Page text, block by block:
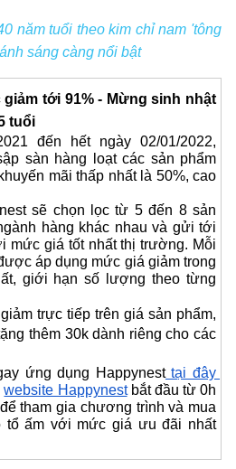
năm tuổi theo kim chỉ nam 'tông
sáng càng nổi bật
giảm tới 91% - Mừng sinh nhật
tuổi
đến hết ngày 02/01/2022,
sàn hàng loạt các sản phẩm
mãi thấp nhất là 50%, cao
sẽ chọn lọc từ 5 đến 8 sản
hàng khác nhau và gửi tới
mức giá tốt nhất thị trường. Mỗi
áp dụng mức giá giảm trong
giới hạn số lượng theo từng
trực tiếp trên giá sản phẩm,
thêm 30k dành riêng cho các
ứng dụng Happynest
website Happynest bắt đầu từ 0h
tham gia chương trình và mua
tổ ấm với mức giá ưu đãi nhất